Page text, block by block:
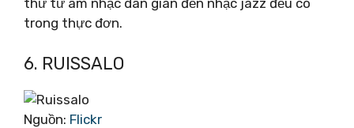
thứ từ âm nhạc dân gian đến nhạc jazz đều có
trong thực đơn.
6. RUISSALO
Nguồn: Flickr